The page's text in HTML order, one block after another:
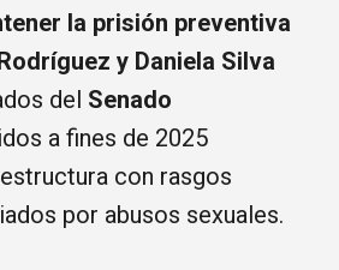
la prisión preventiva
y Daniela Silva
del Senado
a fines de 2025
con rasgos
por abusos sexuales.